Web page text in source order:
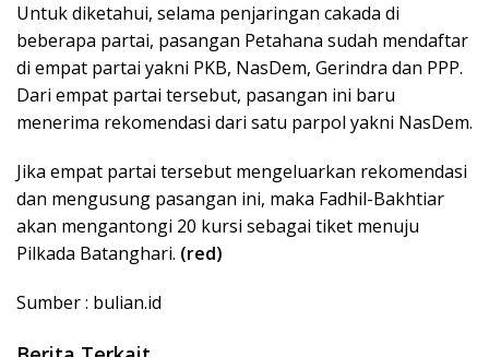
Untuk diketahui, selama penjaringan cakada di
beberapa partai, pasangan Petahana sudah mendaftar
di empat partai yakni PKB, NasDem, Gerindra dan PPP.
Dari empat partai tersebut, pasangan ini baru
menerima rekomendasi dari satu parpol yakni NasDem.
Jika empat partai tersebut mengeluarkan rekomendasi
dan mengusung pasangan ini, maka Fadhil-Bakhtiar
akan mengantongi 20 kursi sebagai tiket menuju
Pilkada Batanghari. (red)
Sumber : bulian.id